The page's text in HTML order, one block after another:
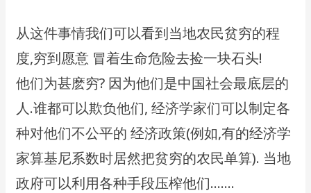
从这件事情我们可以看到当地农民贫穷的程
度,穷到愿意 冒着生命危险去捡一块石头!
他们为甚麽穷? 因为他们是中国社会最底层的
人.谁都可以欺负他们, 经济学家们可以制定各
种对他们不公平的 经济政策(例如,有的经济学
家算基尼系数时居然把贫穷的农民单算). 当地
政府可以利用各种手段压榨他们…….